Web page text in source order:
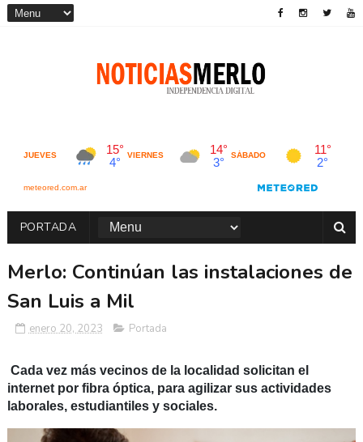
PORTADA
Merlo: Continúan las instalaciones de
San Luis a Mil
enero 20, 2023 Portada
Cada vez más vecinos de la localidad solicitan el
internet por fibra óptica, para agilizar sus actividades
laborales, estudiantiles y sociales.